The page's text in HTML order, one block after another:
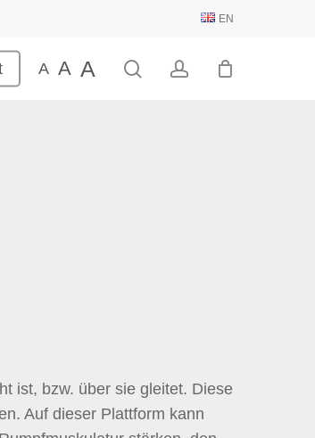
EN
A A A searchaccount
ist, bzw. über sie gleitet. Diese
Auf dieser Plattform kann